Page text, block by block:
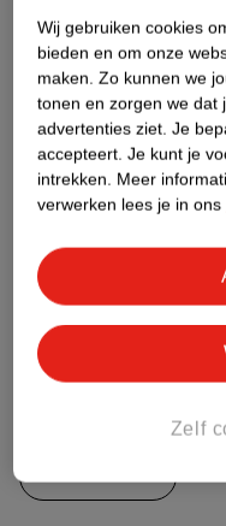
Over dit product
Productinformatie
Nature Impact Score
Dit
Bestel &
Wij gebruiken cookies
bieden en om onze
maken. Zo kunnen we
tonen en zorgen we dat
advertenties ziet. Je
accepteert. Je kunt je
intrekken. Meer
verwerken lees je in ons
Zelf